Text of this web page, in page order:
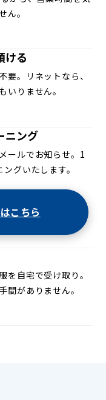
ん。
ける
要。リネットなら、
いりません。
ニング
ールでお知らせ。1
グいたします。
こちら
を自宅で受け取り。
間がありません。